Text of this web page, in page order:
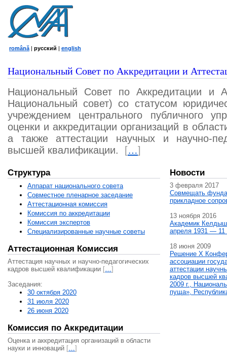
română | русский | english
Национальный Совет по Аккредитации и
Национальный Совет по Аккредитации и
Национальный совет) со статусом
учреждением центрального публичного
оценки и аккредитации организаций в
а также аттестации научных и научно-
высшей квалификации.
[…]
Структура
Аппарат национального совета
Совместное пленарное заседание
Аттестационная комисcия
Комиссия по аккредитации
Комиссия экспертов
Специализированные научные советы
Аттестационная Комиссия
Аттестация научных и научно-педагогических
кадров высшей квалификации […]
Заседания:
30 октября 2020
31 июля 2020
26 июня 2020
Комиссия по Аккредитации
Оценка и аккредитация организаций в области
науки и инноваций […]
Новости
3 февраля 2017
Совмещать
прикладное
13 ноября 2016
Академик
апреля 1931 — 11
18 июня 2009
Решение X
ассоциации
аттестации
кадров высшей
2009 г.,
пуща»,